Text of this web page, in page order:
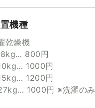
機種
乾燥機
800円
1000円
1200円
1000円 ※洗濯のみ